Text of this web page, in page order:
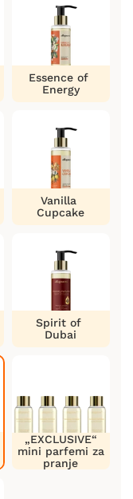
Essence of
Energy
Vanilla
Cupcake
Spirit of
Dubai
„EXCLUSIVE“
mini parfemi za
pranje